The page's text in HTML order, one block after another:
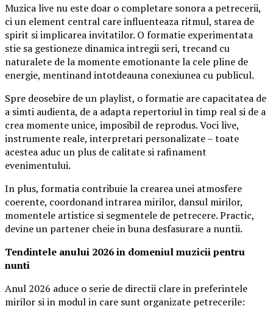
Muzica live nu este doar o completare sonora a petrecerii,
ci un element central care influenteaza ritmul, starea de
spirit si implicarea invitatilor. O formatie experimentata
stie sa gestioneze dinamica intregii seri, trecand cu
naturalete de la momente emotionante la cele pline de
energie, mentinand intotdeauna conexiunea cu publicul.
Spre deosebire de un playlist, o formatie are capacitatea de
a simti audienta, de a adapta repertoriul in timp real si de a
crea momente unice, imposibil de reprodus. Voci live,
instrumente reale, interpretari personalizate – toate
acestea aduc un plus de calitate si rafinament
evenimentului.
In plus, formatia contribuie la crearea unei atmosfere
coerente, coordonand intrarea mirilor, dansul mirilor,
momentele artistice si segmentele de petrecere. Practic,
devine un partener cheie in buna desfasurare a nuntii.
Tendintele anului 2026 in domeniul muzicii pentru
nunti
Anul 2026 aduce o serie de directii clare in preferintele
mirilor si in modul in care sunt organizate petrecerile: